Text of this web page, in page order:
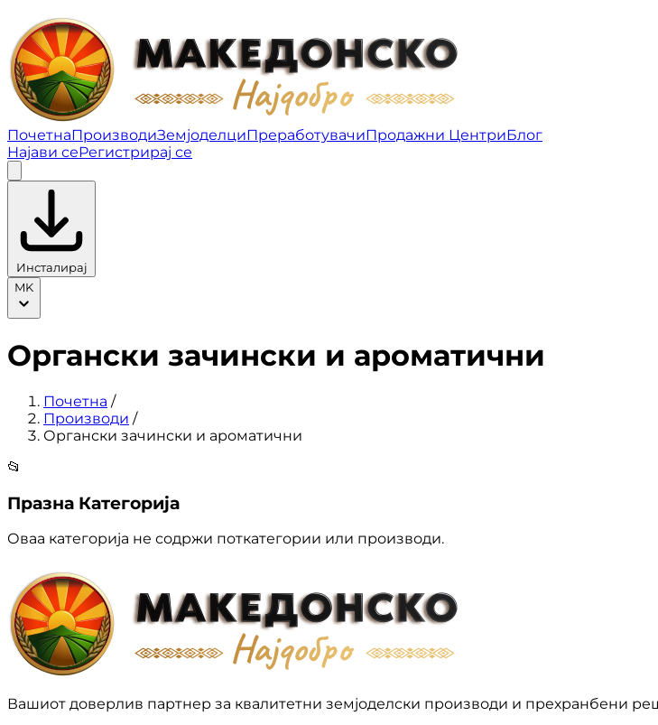
Органски зачински и ароматични | Македонско најдобро
ПочетнаПроизводиЗемјоделциПреработувачиПродажни ЦентриБлог
Најави сеРегистрирај се
Инсталирај
MK
Органски зачински и ароматични
Почетна /
Производи /
Органски зачински и ароматични
📂
Празна Категорија
Оваа категорија не содржи поткатегории или производи.
Вашиот доверлив партнер за квалитетни земјоделски производи и прехранбени